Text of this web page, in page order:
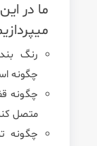
ما در
رنگ
چگونه
چگونه
متصل
چگونه